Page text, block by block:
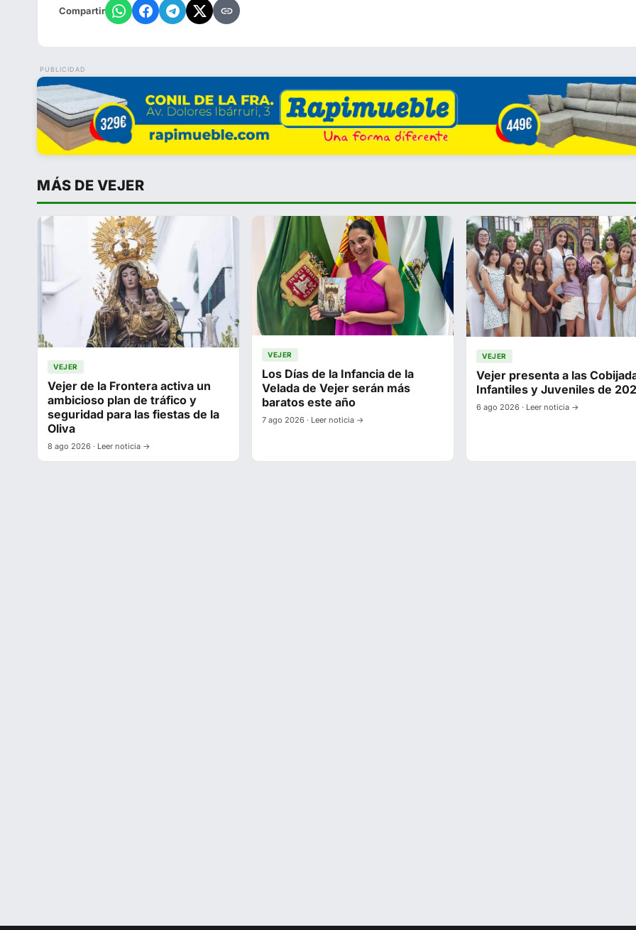
Compartir
PUBLICIDAD
MÁS DE VEJER
VEJER
Vejer de la Frontera activa un
ambicioso plan de tráfico y
seguridad para las fiestas de la
Oliva
8 ago 2026 · Leer noticia →
VEJER
Los Días de la Infancia de la
Velada de Vejer serán más
baratos este año
7 ago 2026 · Leer noticia →
VEJER
Vejer presenta a las
Infantiles y Juveniles de
6 ago 2026 · Leer noticia →